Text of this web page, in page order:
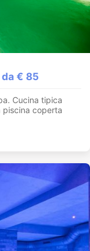
€ 85
Cucina tipica
piscina coperta